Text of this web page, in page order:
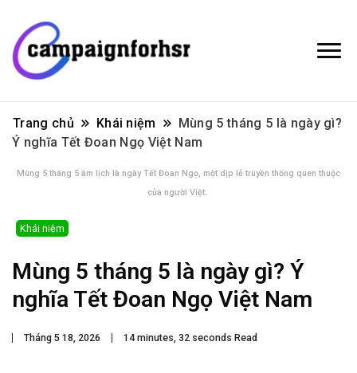
Trang chủ Khái niệm
Mùng 5 tháng 5 là ngày gì?
Ý nghĩa Tết Đoan Ngọ Việt Nam
Mùng 5 tháng 5 âm lịch là ngày Tết Đoan Ngọ, một dịp lễ truyền thống quen thuộc
của người Việt.
Khái niệm
Mùng 5 tháng 5 là ngày gì? Ý
nghĩa Tết Đoan Ngọ Việt Nam
Tháng 5 18, 2026 14 minutes, 32 seconds Read